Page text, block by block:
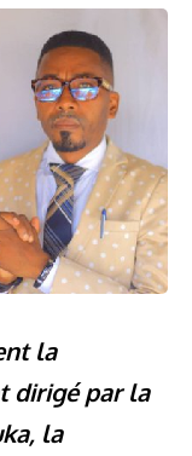
la
dirigé par la
la